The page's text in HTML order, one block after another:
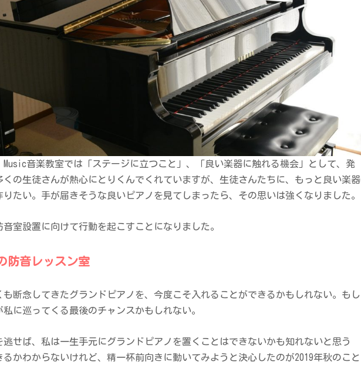
音楽教室では「ステージに立つこと」、「良い楽器に触れる機会」として、発
くの生徒さんが熱心にとりくんでくれていますが、生徒さんたちに、もっと良い楽器
りたい。手が届きそうな良いピアノを見てしまったら、その思いは強くなりました。
室設置に向けて行動を起こすことになりました。
防音レッスン室
も断念してきたグランドピアノを、今度こそ入れることができるかもしれない。もし
に巡ってくる最後のチャンスかもしれない。
逃せば、私は一生手元にグランドピアノを置くことはできないかも知れないと思う
るかわからないけれど、精一杯前向きに動いてみようと決心したのが2019年秋のこと